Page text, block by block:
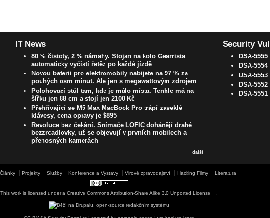
IT News
80 % čistoty, 2 % námahy. Stojan na kolo Gearrista
automaticky vyčistí řetěz po každé jízdě
Novou baterii pro elektromobily nabijete na 97 % za
pouhých osm minut. Ale jen s megawattovým zdrojem
Polohovací stůl tam, kde je málo místa. Tenhle má na
šířku jen 88 cm a stojí jen 2100 Kč
Přehřívající se M5 Max MacBook Pro trápí zaseklé
klávesy, cena opravy je $895
Revoluce bez čekání. Snímače LOFIC dohánějí drahé
bezzrcadlovky, už se objevují v prvních mobilech a
přenosných kamerách
další
Security
DSA-
DSA-
DSA-
DSA-
DSA-
Články Projekty Služby Konference a Výstavy Virové zpravodajství Hacking Filmy Literatura
This work is licensed under aCreative Commons Attribution-Share Alike 3.0 Unported License